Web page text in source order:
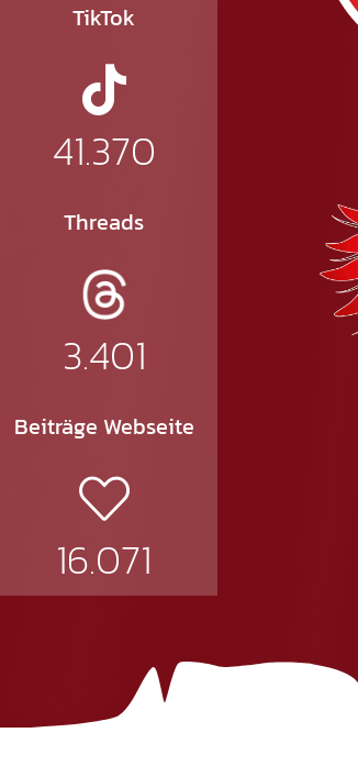
TikTok
41.370
Threads
3.401
Beiträge Webseite
16.071